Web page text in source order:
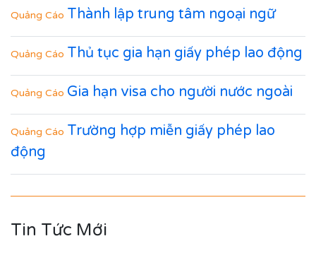
Quảng Cáo Thành lập trung tâm ngoại ngữ
Quảng Cáo Thủ tục gia hạn giấy phép lao động
Quảng Cáo Gia hạn visa cho người nước ngoài
Quảng Cáo Trường hợp miễn giấy phép lao
động
Tin Tức Mới